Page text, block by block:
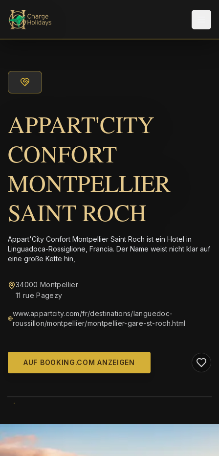
APPART'CITY
CONFORT
MONTPELLIER
SAINT ROCH
Appart'City Confort Montpellier Saint Roch ist ein Hotel in
Linguadoca-Rossiglione, Francia. Der Name weist nicht klar auf
eine große Kette hin,
34000 Montpellier
11 rue Pagezy
www.appartcity.com/fr/destinations/languedoc-
roussillon/montpellier/montpellier-gare-st-roch.html
AUF BOOKING.COM ANZEIGEN